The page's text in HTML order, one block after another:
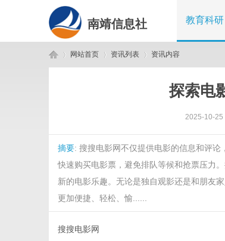
南靖信息社 教育科研
网站首页 资讯列表 资讯内容
探索电
2025-10-25
摘要: 搜搜电影网不仅提供电影的信息和评
快速购买电影票，避免排队等候和抢票压力
新的电影乐趣。无论是独自观影还是和朋友
更加便捷、轻松、愉......
搜搜电影网